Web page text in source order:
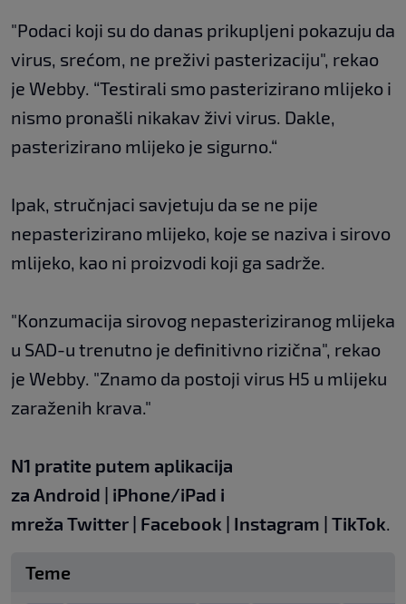
"Podaci koji su do danas prikupljeni pokazuju da
virus, srećom, ne preživi pasterizaciju", rekao
je Webby. “Testirali smo pasterizirano mlijeko i
nismo pronašli nikakav živi virus. Dakle,
pasterizirano mlijeko je sigurno.“
Ipak, stručnjaci savjetuju da se ne pije
nepasterizirano mlijeko, koje se naziva i sirovo
mlijeko, kao ni proizvodi koji ga sadrže.
"Konzumacija sirovog nepasteriziranog mlijeka
u SAD-u trenutno je definitivno rizična", rekao
je Webby. "Znamo da postoji virus H5 u mlijeku
zaraženih krava."
N1 pratite putem aplikacija
za Android | iPhone/iPad i
mreža Twitter | Facebook | Instagram | TikTok
Teme